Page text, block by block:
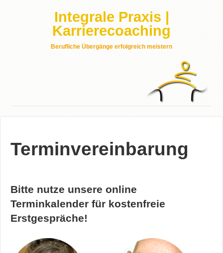
Integrale Praxis |
Karrierecoaching
Berufliche Übergänge erfolgreich meistern
Terminvereinbarung
Bitte nutze unsere online
Terminkalender für kostenfreie
Erstgespräche!